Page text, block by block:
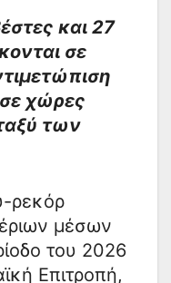
και 27
σε
χώρες
των
ρεκόρ
μέσων
του 2026
Επιτροπή,